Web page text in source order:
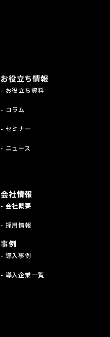
お役立ち情報
- お役立ち資料
- コラム
- セミナー
- ニュース
会社情報
- 会社概要
- 採用情報
事例
- 導入事例
- 導入企業一覧